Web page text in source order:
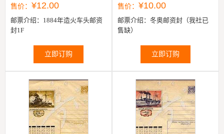
售价： ¥12.00
邮票介绍： 1884年造火车头邮资
封1F
立即订购
售价： ¥10.00
邮票介绍： 冬奥邮资封（我社已
售缺）
立即订购